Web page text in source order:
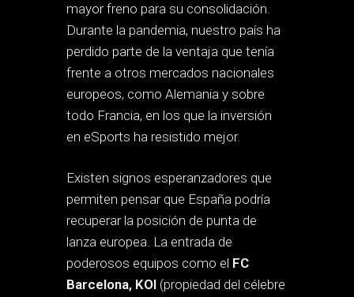
mayor freno para su consolidación.
Durante la pandemia, nuestro país ha
perdido parte de la ventaja que tenía
frente a otros mercados nacionales
europeos, como Alemania y sobre
todo Francia, en los que la inversión
en eSports ha resistido mejor.
Existen signos esperanzadores que
permiten pensar que España podría
recuperar la posición de punta de
lanza europea. La entrada de
poderosos equipos como el FC
Barcelona, KOI (propiedad del célebre